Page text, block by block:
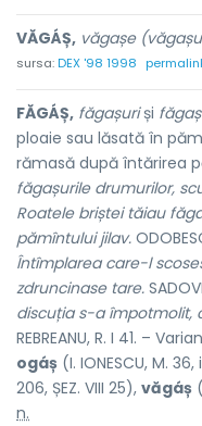
VĂGÁȘ, văgașe
sursa:DEX '98 1998
FĂGÁȘ, făgașuriși
ploaie sau lăsată în
rămasă după întărirea
făgașurile drumurilor,
Roatele briștei tăiau
pămîntului jilav.
Întîmplarea care-l
zdruncinase tare.
discuția s-a împotmolit,
REBREANU, R. I 41. –
ogáș (I. IONESCU, M.
206, ȘEZ. VIII 25), văgáș
n.